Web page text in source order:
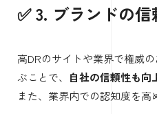
✅ 3. ブランドの
高DRのサイトや業界で権威
ぶことで、 自社の信頼性も向
また、業界内での認知度を高